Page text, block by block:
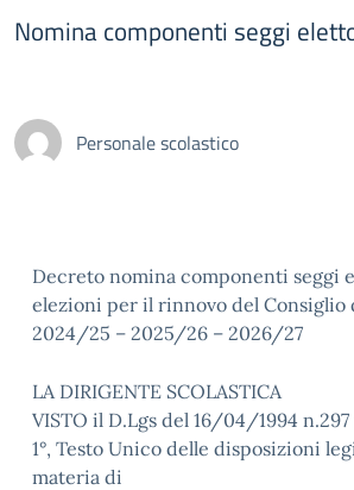
Nomina componenti seggi
Personale scolastico
Decreto nomina componenti seggi
elezioni per il rinnovo del Consiglio
2024/25 – 2025/26 – 2026/27
LA DIRIGENTE SCOLASTICA
VISTO il D.Lgs del 16/04/1994
1°, Testo Unico delle disposizioni
materia di